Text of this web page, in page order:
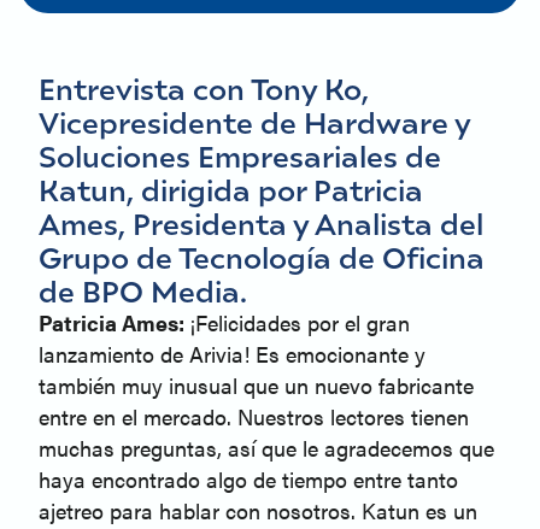
Entrevista con Tony Ko,
Vicepresidente de Hardware y
Soluciones Empresariales de
Katun, dirigida por Patricia
Ames, Presidenta y Analista del
Grupo de Tecnología de Oficina
de BPO Media.
Patricia Ames: ¡Felicidades por el gran
lanzamiento de Arivia! Es emocionante y
también muy inusual que un nuevo fabricante
entre en el mercado. Nuestros lectores tienen
muchas preguntas, así que le agradecemos que
haya encontrado algo de tiempo entre tanto
ajetreo para hablar con nosotros. Katun es un